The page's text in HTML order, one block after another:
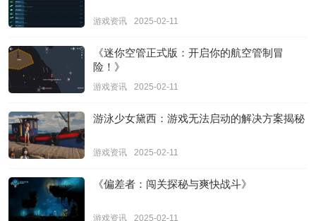
游戏资讯 2025-02-11
《迷你空管正式版：开启你的航空管制冒
险！》
游戏资讯 2025-02-11
游泳少女黛西：游戏无法启动的解决方案揭秘
游戏资讯 2025-02-11
《偏差者：闯关探秘与爽快战斗》
游戏资讯 2025-02-11